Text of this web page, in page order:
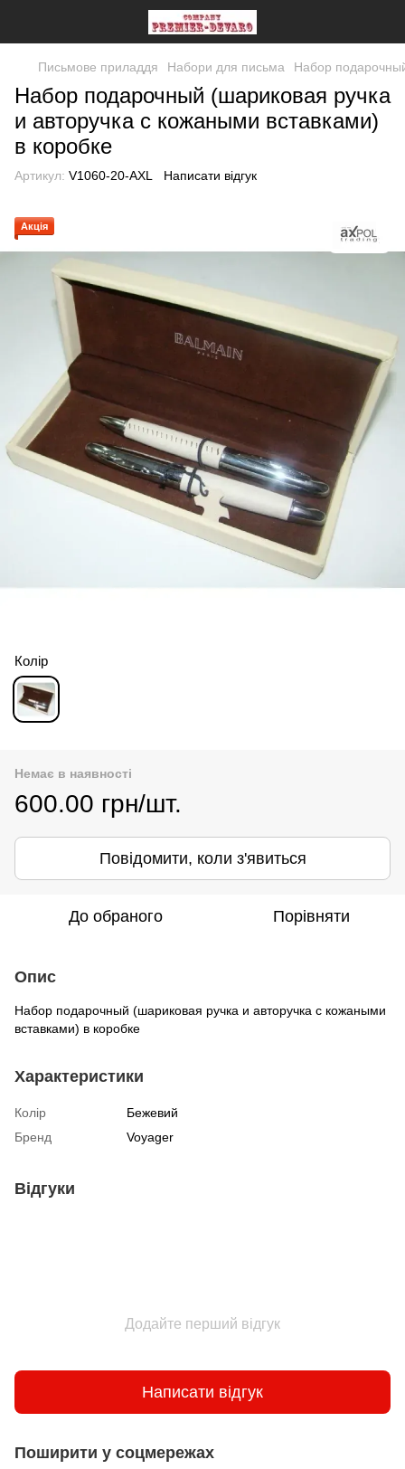
Письмове приладдя Набори для письма Набор
Набор подарочный (шариковая ручка
и авторучка с кожаными вставками)
в коробке
Артикул: V1060-20-AXL Написати відгук
Акція
Колір
Немає в наявності
600.00 грн/шт.
Повідомити, коли з'явиться
До обраного Порівняти
Опис
Набор подарочный (шариковая ручка и авторучка с кожаными
вставками) в коробке
Характеристики
Колір
Бежевий
Бренд
Voyager
Відгуки
Додайте перший відгук
Написати відгук
Поширити у соцмережах